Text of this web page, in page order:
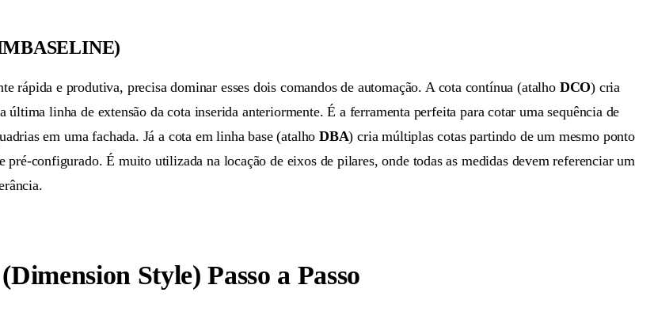
rápida e produtiva, precisa dominar esses dois comandos de automação. A cota contínua (atalho DCO) cria
linha de extensão da cota inserida anteriormente. É a ferramenta perfeita para cotar uma sequência de
em uma fachada. Já a cota em linha base (atalho DBA) cria múltiplas cotas partindo de um mesmo ponto
configurado. É muito utilizada na locação de eixos de pilares, onde todas as medidas devem referenciar um
Style) Passo a Passo